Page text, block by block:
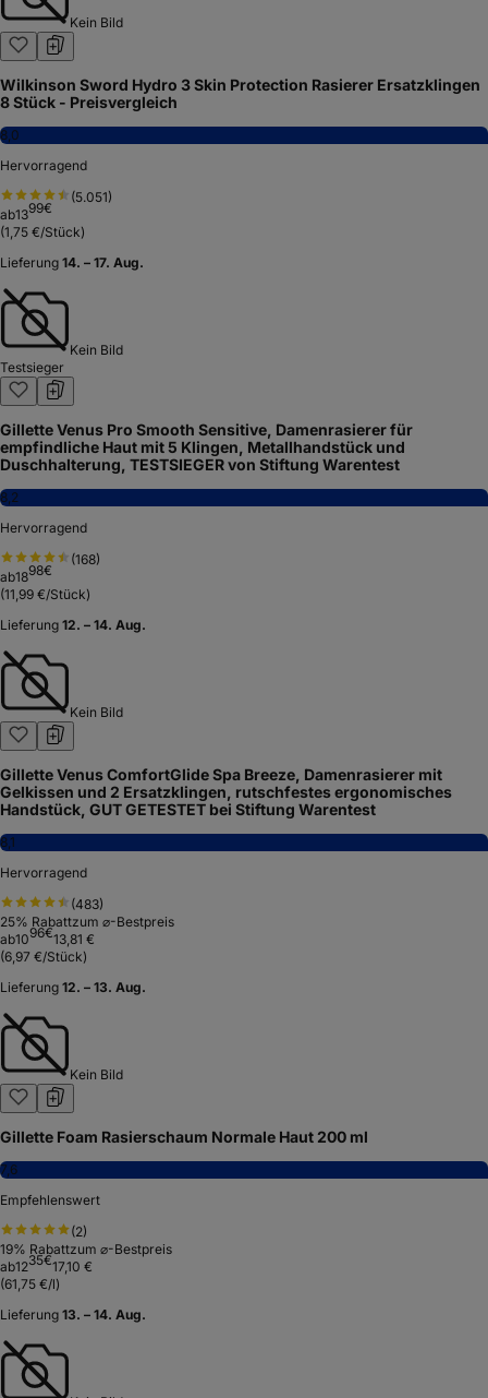
Kein Bild
Wilkinson Sword Hydro 3 Skin Protection Rasierer Ersatzklingen
8 Stück - Preisvergleich
8,0
Hervorragend
(5.051)
ab1399€
(1,75 €/Stück)
Lieferung 14. – 17. Aug.
Kein Bild
Testsieger
Gillette Venus Pro Smooth Sensitive, Damenrasierer für
empfindliche Haut mit 5 Klingen, Metallhandstück und
Duschhalterung, TESTSIEGER von Stiftung Warentest
8,2
Hervorragend
(168)
ab1898€
(11,99 €/Stück)
Lieferung 12. – 14. Aug.
Kein Bild
Gillette Venus ComfortGlide Spa Breeze, Damenrasierer mit
Gelkissen und 2 Ersatzklingen, rutschfestes ergonomisches
Handstück, GUT GETESTET bei Stiftung Warentest
8,1
Hervorragend
(483)
25% Rabattzum ⌀-Bestpreis
ab1096€13,81 €
(6,97 €/Stück)
Lieferung 12. – 13. Aug.
Kein Bild
Gillette Foam Rasierschaum Normale Haut 200 ml
7,6
Empfehlenswert
(2)
19% Rabattzum ⌀-Bestpreis
ab1235€17,10 €
(61,75 €/l)
Lieferung 13. – 14. Aug.